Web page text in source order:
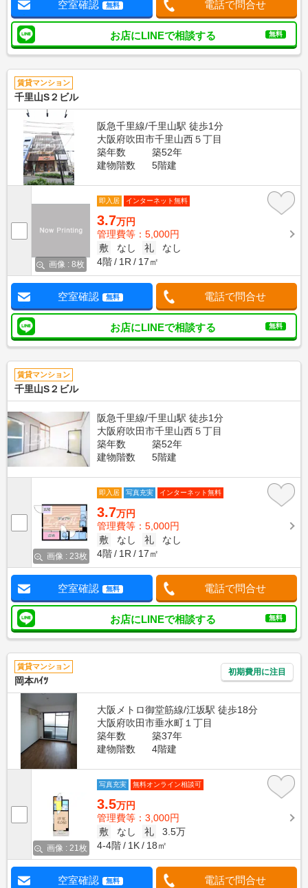
空室確認 無料 電話で問合せ
お店にLINEで相談する 無料
賃貸マンション
千里山S２ビル
阪急千里線/千里山駅 徒歩1分
大阪府吹田市千里山西５丁目
築年数
築52年
建物階数
5階建
画像 : 8枚
即入居 インターネット無料
3.7万円
管理費等：5,000円
敷
なし 礼
なし
4階
1R 17㎡
空室確認 無料 電話で問合せ
お店にLINEで相談する 無料
賃貸マンション
千里山S２ビル
阪急千里線/千里山駅 徒歩1分
大阪府吹田市千里山西５丁目
築年数
築52年
建物階数
5階建
画像 : 23枚
即入居 写真充実 インターネット無料
3.7万円
管理費等：5,000円
敷
なし 礼
なし
4階
1R 17㎡
空室確認 無料 電話で問合せ
お店にLINEで相談する 無料
賃貸マンション
岡本ﾊｲﾂ
初期費用に注目
大阪メトロ御堂筋線/江坂駅 徒歩18分
大阪府吹田市垂水町１丁目
築年数
築37年
建物階数
4階建
画像 : 21枚
写真充実 無料オンライン相談可
3.5万円
管理費等：3,000円
敷
なし 礼
3.5万
4-4階
1K 18㎡
空室確認 無料 電話で問合せ